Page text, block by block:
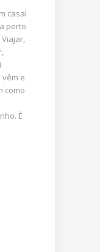
casal
perto
e
como
É